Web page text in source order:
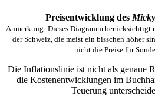
Preisentwicklung des
Anmerkung: Dieses Diagramm berücksichtigt
der Schweiz, die meist ein bisschen höher
nicht die Preise für
Die Inflationslinie ist nicht als genaue
die Kostenentwicklungen im
Teuerung